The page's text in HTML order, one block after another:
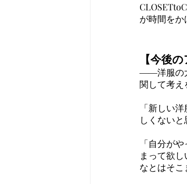
が時間をか
【今後
――洋服の
関して考え
「新しい
しくないと
「自分が
まって欲
なとはそこ